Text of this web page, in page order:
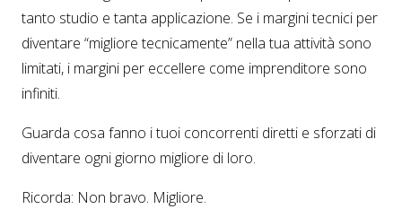
tanto studio e tanta applicazione. Se i margini tecnici per
diventare “migliore tecnicamente” nella tua attività sono
limitati, i margini per eccellere come imprenditore sono
infiniti.
Guarda cosa fanno i tuoi concorrenti diretti e sforzati di
diventare ogni giorno migliore di loro.
Ricorda: Non bravo. Migliore.